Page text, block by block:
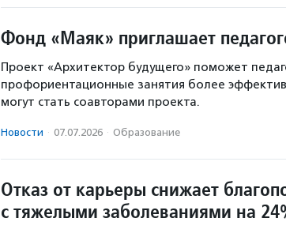
Фонд «Маяк» приглашает
Проект «Архитектор будущего» поможет
профориентационные занятия более
могут стать соавторами проекта.
Новости · 07.07.2026 · Образование
Отказ от карьеры снижает
с тяжелыми заболеваниями на